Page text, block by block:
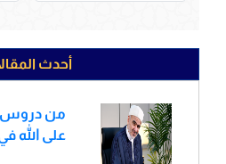
أحدث
من دروس
على الله